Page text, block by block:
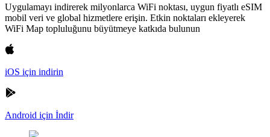
Uygulamayı indirerek milyonlarca WiFi noktası, uygun fiyatlı eSIM
mobil veri ve global hizmetlere erişin. Etkin noktaları ekleyerek
WiFi Map topluluğunu büyütmeye katkıda bulunun
iOS için indirin
Android için İndir